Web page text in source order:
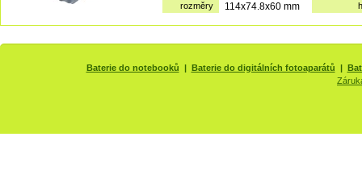
rozměry 114x74.8x60 mm
Baterie do notebooků | Baterie do digitálních fotoaparátů |